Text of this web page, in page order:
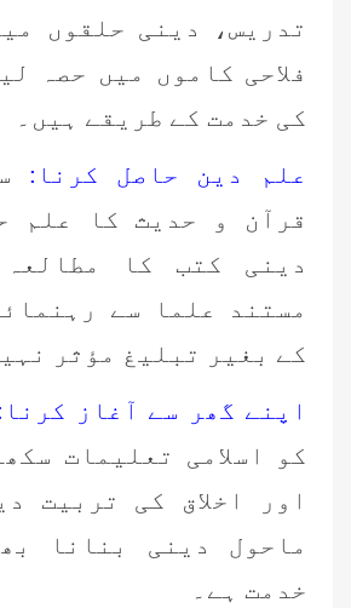
تدریس، دینی حلقوں
فلاحی کاموں میں حصہ
کی خدمت کے طریقے ہیں۔
علم دین حاصل کرنا:
قرآن و حدیث کا علم
دینی کتب کا
مستند علما سے
کے بغیر تبلیغ مؤثر
اپنے گھر سے آغاز
کو اسلامی تعلیمات
اور اخلاق کی تربیت
ماحول دینی بنانا
خدمت ہے۔